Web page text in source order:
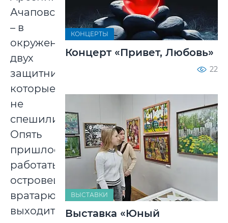
Ачаповский
– в
окружении
двух
защитников,
которые
не
спешили.
Опять
пришлось
работать
островецкому
вратарю,
выходить
КОНЦЕРТЫ
Концерт «Привет, Любовь»
22
ВЫСТАВКИ
Выставка «Юный